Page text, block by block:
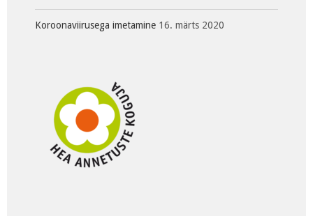
Koroonaviirusega imetamine 16. märts 2020